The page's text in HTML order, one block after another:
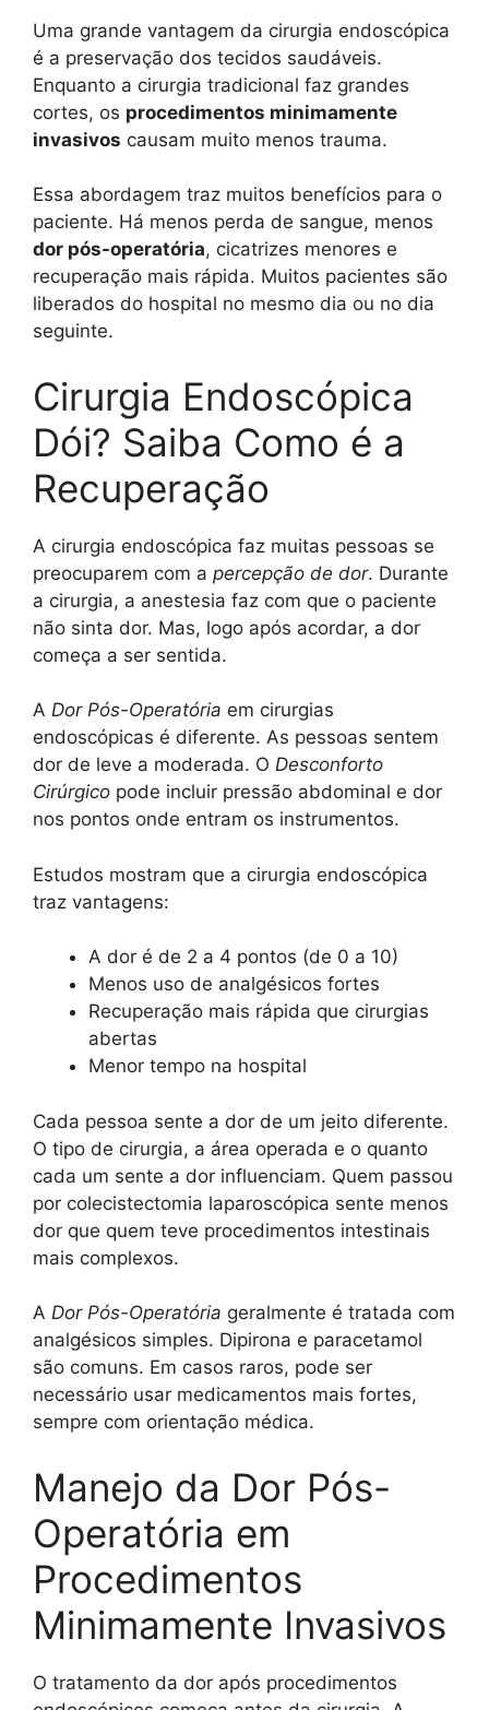
Uma grande vantagem da cirurgia endoscópica
é a preservação dos tecidos saudáveis.
Enquanto a cirurgia tradicional faz grandes
cortes, os procedimentos minimamente
invasivos causam muito menos trauma.
Essa abordagem traz muitos benefícios para o
paciente. Há menos perda de sangue, menos
dor pós-operatória, cicatrizes menores e
recuperação mais rápida. Muitos pacientes são
liberados do hospital no mesmo dia ou no dia
seguinte.
Cirurgia Endoscópica
Dói? Saiba Como é a
Recuperação
A cirurgia endoscópica faz muitas pessoas se
preocuparem com a percepção de dor. Durante
a cirurgia, a anestesia faz com que o paciente
não sinta dor. Mas, logo após acordar, a dor
começa a ser sentida.
A Dor Pós-Operatória em cirurgias
endoscópicas é diferente. As pessoas sentem
dor de leve a moderada. O Desconforto
Cirúrgico pode incluir pressão abdominal e dor
nos pontos onde entram os instrumentos.
Estudos mostram que a cirurgia endoscópica
traz vantagens:
A dor é de 2 a 4 pontos (de 0 a 10)
Menos uso de analgésicos fortes
Recuperação mais rápida que cirurgias
abertas
Menor tempo na hospital
Cada pessoa sente a dor de um jeito diferente.
O tipo de cirurgia, a área operada e o quanto
cada um sente a dor influenciam. Quem passou
por colecistectomia laparoscópica sente menos
dor que quem teve procedimentos intestinais
mais complexos.
A Dor Pós-Operatória geralmente é tratada com
analgésicos simples. Dipirona e paracetamol
são comuns. Em casos raros, pode ser
necessário usar medicamentos mais fortes,
sempre com orientação médica.
Manejo da Dor Pós-
Operatória em
Procedimentos
Minimamente Invasivos
O tratamento da dor após procedimentos